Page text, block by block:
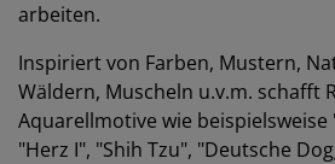
arbeiten.
Inspiriert von Farben, Mustern,
Wäldern, Muscheln u.v.m. schafft
Aquarellmotive wie beispielsweise
"Herz I", "Shih Tzu", "Deutsche